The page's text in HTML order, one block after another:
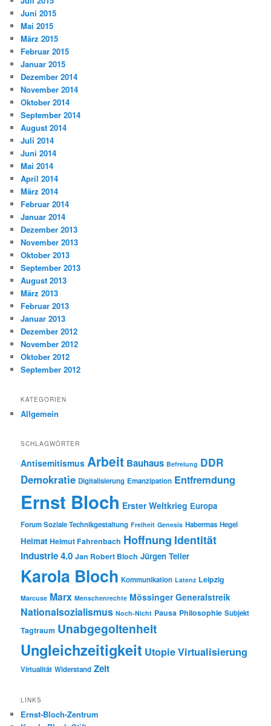
Juni 2015
Mai 2015
März 2015
Februar 2015
Januar 2015
Dezember 2014
November 2014
Oktober 2014
September 2014
August 2014
Juli 2014
Juni 2014
Mai 2014
April 2014
März 2014
Februar 2014
Januar 2014
Dezember 2013
November 2013
Oktober 2013
September 2013
August 2013
März 2013
Februar 2013
Januar 2013
Dezember 2012
November 2012
Oktober 2012
September 2012
KATEGORIEN
Allgemein
SCHLAGWÖRTER
Antisemitismus Arbeit Bauhaus Befreiung DDR
Demokratie Digitalisierung Emanzipation Entfremdung
Ernst Bloch Erster Weltkrieg Europa
Forum Soziale Technikgestaltung Freiheit Genesis Habermas Hegel
Heimat Helmut Fahrenbach Hoffnung Identität
Industrie 4.0 Jan Robert Bloch Jürgen Teller
Karola Bloch Kommunikation Latenz Leipzig
Marcuse Marx Menschenrechte Mössinger Generalstreik
Nationalsozialismus Noch-Nicht Pausa Philosophie Subjekt
Tagtraum Unabgegoltenheit
Ungleichzeitigkeit UtopieVirtualisierung
Virtualität Widerstand Zeit
LINKS
Ernst-Bloch-Zentrum